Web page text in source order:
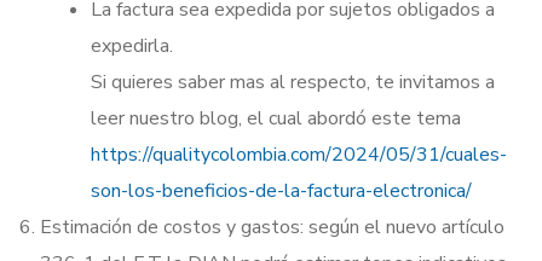
La factura sea expedida por sujetos obligados a
expedirla.
Si quieres saber mas al respecto, te invitamos a
leer nuestro blog, el cual abordó este tema
https://qualitycolombia.com/2024/05/31/cuales-
son-los-beneficios-de-la-factura-electronica/
Estimación de costos y gastos: según el nuevo artículo